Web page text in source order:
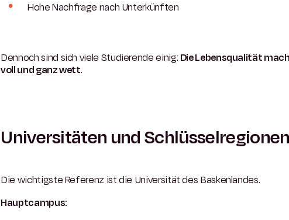
Hohe Nachfrage nach Unterkünften
Dennoch sind sich viele Studierende einig: Die Lebensqualität
voll und ganz wett.
Universitäten und Schlüsselregionen
Die wichtigste Referenz ist die Universität des Baskenlandes.
Hauptcampus: